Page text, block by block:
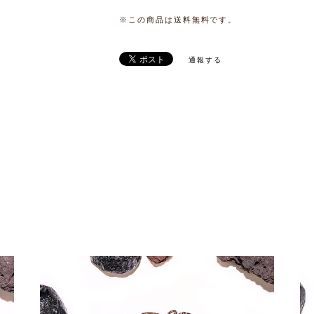
※この商品は 送料無料です。
通報する